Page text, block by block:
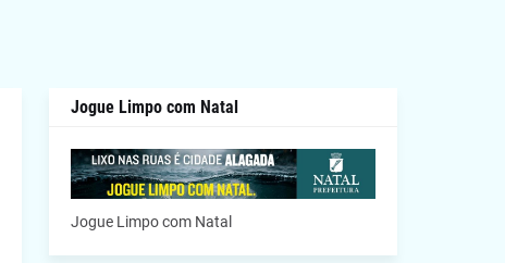
Jogue Limpo com Natal
Jogue Limpo com Natal